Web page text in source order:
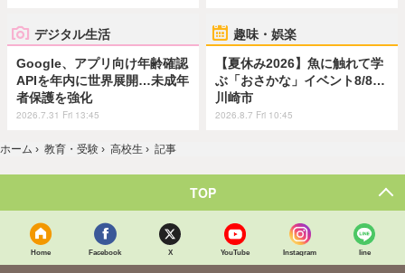
デジタル生活
Google、アプリ向け年齢確認
APIを年内に世界展開…未成年
者保護を強化
2026.7.31 Fri 13:45
趣味・娯楽
【夏休み2026】魚に触れて学
ぶ「おさかな」イベント8/8…
川崎市
2026.8.7 Fri 10:45
ホーム › 教育・受験 › 高校生 › 記事
TOP
Home Facebook X YouTube Instagram line